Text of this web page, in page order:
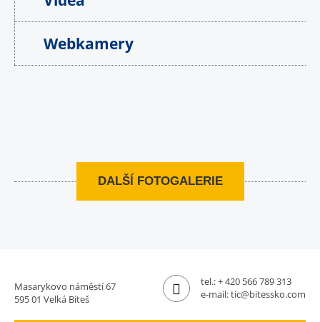
Webkamery
DALŠÍ FOTOGALERIE
Masarykovo náměstí 67
595 01 Velká Bíteš
tel.:+ 420 566 789 313
e-mail:tic@bitessko.com